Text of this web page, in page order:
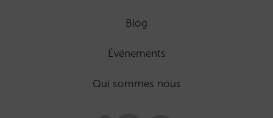
Blog
Événements
Qui sommes nous